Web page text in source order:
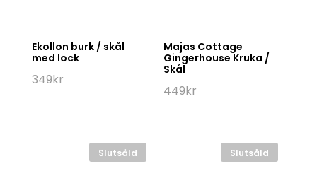
Ekollon burk / skål
med lock
349kr
Majas Cottage
Gingerhouse Kruka /
Skål
449kr
Slutsåld Slutsåld